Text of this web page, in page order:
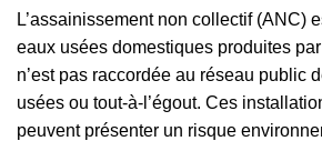
L’assainissement non collectif (ANC)
eaux usées domestiques produites
n’est pas raccordée au réseau public
usées ou tout-à-l’égout. Ces
peuvent présenter un risque